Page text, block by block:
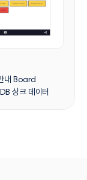
내 Board
싱크 데이터